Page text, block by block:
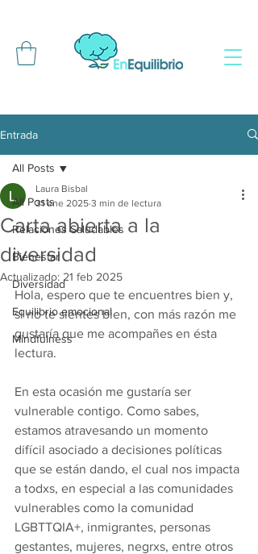
Entrada
All Posts
Relaciones Saludables
Bienestar
Diversidad
Equilibrio emocional
Mindfulness
All Posts
Carta abierta a la
diversidad
Laura Bisbal
31 ene 2025 3 min de lectura
Actualizado: 21 feb 2025
Hola, espero que te encuentres bien y,
si no te sientes bien, con más razón me
gustaría que me acompañes en ésta
lectura.
En esta ocasión me gustaría ser
vulnerable contigo. Como sabes,
estamos atravesando un momento
difícil asociado a decisiones políticas
que se están dando, el cual nos impacta
a todxs, en especial a las comunidades
vulnerables como la comunidad
LGBTTQIA+, inmigrantes, personas
gestantes, mujeres, negrxs, entre otros